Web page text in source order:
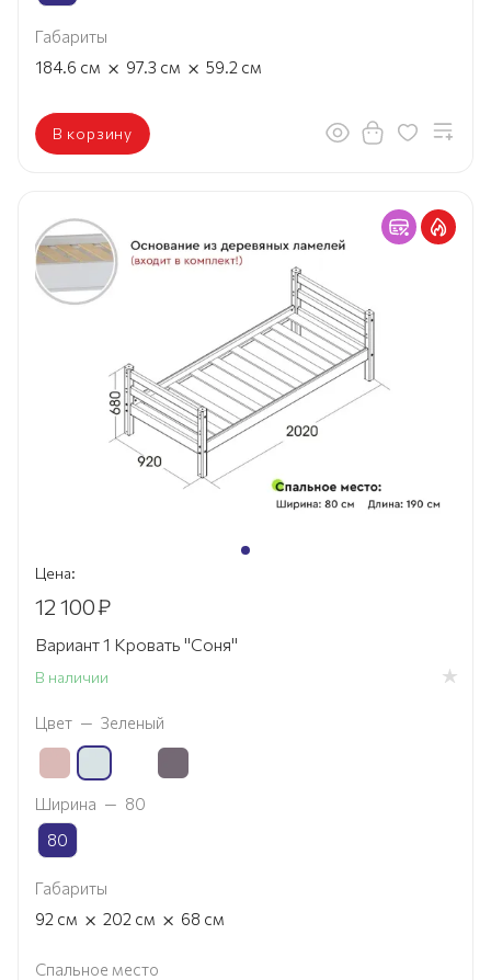
Габариты
184.6 см × 97.3 см × 59.2 см
В корзину
Цена:
12 100₽
Вариант 1 Кровать "Соня"
В наличии
Цвет — Зеленый
Ширина — 80
80
Габариты
92 см × 202 см × 68 см
Спальное место